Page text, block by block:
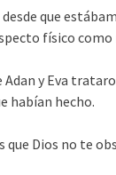
desde que
físico
Adan y Eva
habían hecho.
que Dios no te